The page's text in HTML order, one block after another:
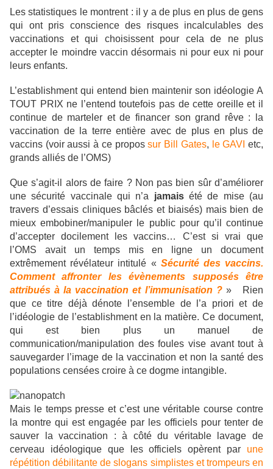
Les statistiques le montrent : il y a de plus en plus de gens
qui ont pris conscience des risques incalculables des
vaccinations et qui choisissent pour cela de ne plus
accepter le moindre vaccin désormais ni pour eux ni pour
leurs enfants.
L’establishment qui entend bien maintenir son idéologie A
TOUT PRIX ne l’entend toutefois pas de cette oreille et il
continue de marteler et de financer son grand rêve : la
vaccination de la terre entière avec de plus en plus de
vaccins (voir aussi à ce propossur Bill Gates, le GAVI etc,
grands alliés de l’OMS)
Que s’agit-il alors de faire ? Non pas bien sûr d’améliorer
une sécurité vaccinale qui n’a jamaisété de mise (au
travers d’essais cliniques bâclés et biaisés) mais bien de
mieux embobiner/manipuler le public pour qu’il continue
d’accepter docilement les vaccins… C’est si vrai que
l’OMS avait un temps mis en ligne un document
extrêmement révélateur intitulé « Sécurité des vaccins.
Comment affronter les évènements supposés être
attribués à la vaccination et l’immunisation ?» Rien
que ce titre déjà dénote l’ensemble de l’a priori et de
l’idéologie de l’establishment en la matière. Ce document,
qui est bien plus un manuel de
communication/manipulation des foules vise avant tout à
sauvegarder l’image de la vaccination et non la santé des
populations censées croire à ce dogme intangible.
Mais le temps presse et c’est une véritable course contre
la montre qui est engagée par les officiels pour tenter de
sauver la vaccination : à côté du véritable lavage de
cerveau idéologique que les officiels opèrent par une
répétition débilitante de slogans simplistes et trompeurs en